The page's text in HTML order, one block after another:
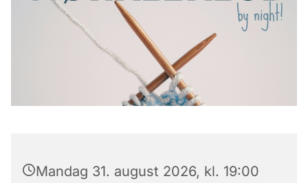
Mandag 31. august 2026, kl. 19:00